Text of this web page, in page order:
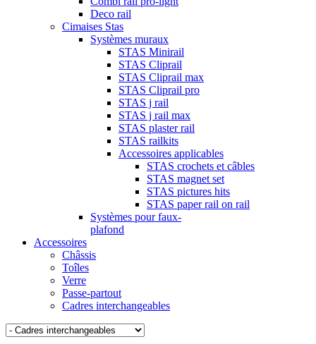
Deco rail
Cimaises Stas
Systèmes muraux
STAS Minirail
STAS Cliprail
STAS Cliprail max
STAS Cliprail pro
STAS j rail
STAS j rail max
STAS plaster rail
STAS railkits
Accessoires applicables
STAS crochets et câbles
STAS magnet set
STAS pictures hits
STAS paper rail on rail
Systèmes pour faux-
plafond
Accessoires
Châssis
Toîles
Verre
Passe-partout
Cadres interchangeables